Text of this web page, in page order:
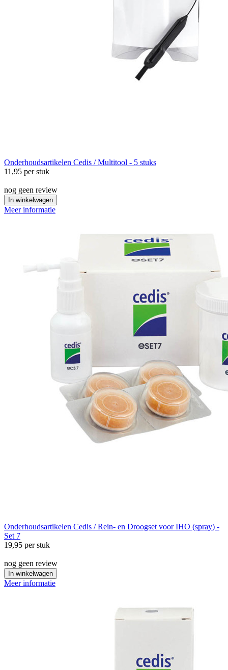
Onderhoudsartikelen Cedis / Multitool - 5 stuks
11,95 per stuk
nog geen review
In winkelwagen
Meer informatie
Onderhoudsartikelen Cedis / Rein- en Droogset voor IHO (spray) -
Set 7
19,95 per stuk
nog geen review
In winkelwagen
Meer informatie